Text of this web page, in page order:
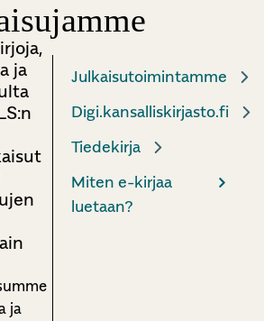
ja
ja
Julkaisutoimintamme
Digi.kansalliskirjasto.fi
Tiedekirja
Miten e-kirjaa
luetaan?